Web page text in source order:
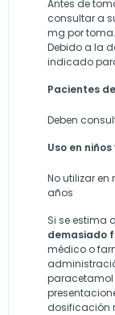
Antes de
consultar a
mg por toma.
Debido a la
indicado
Pacientes de
Deben
Uso en
No utilizar en
años
Si se estima
demasiado
médico o
paracetamol
dosificación